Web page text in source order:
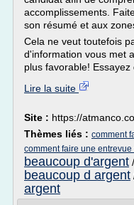
accomplissements.
son résumé et aux
Cela ne veut toutefois
d'information vous met
plus favorable! Essayez
Lire la suite
Site : https://
Thèmes liés : comment
comment faire une
beaucoup d'argent /
beaucoup d argent
argent